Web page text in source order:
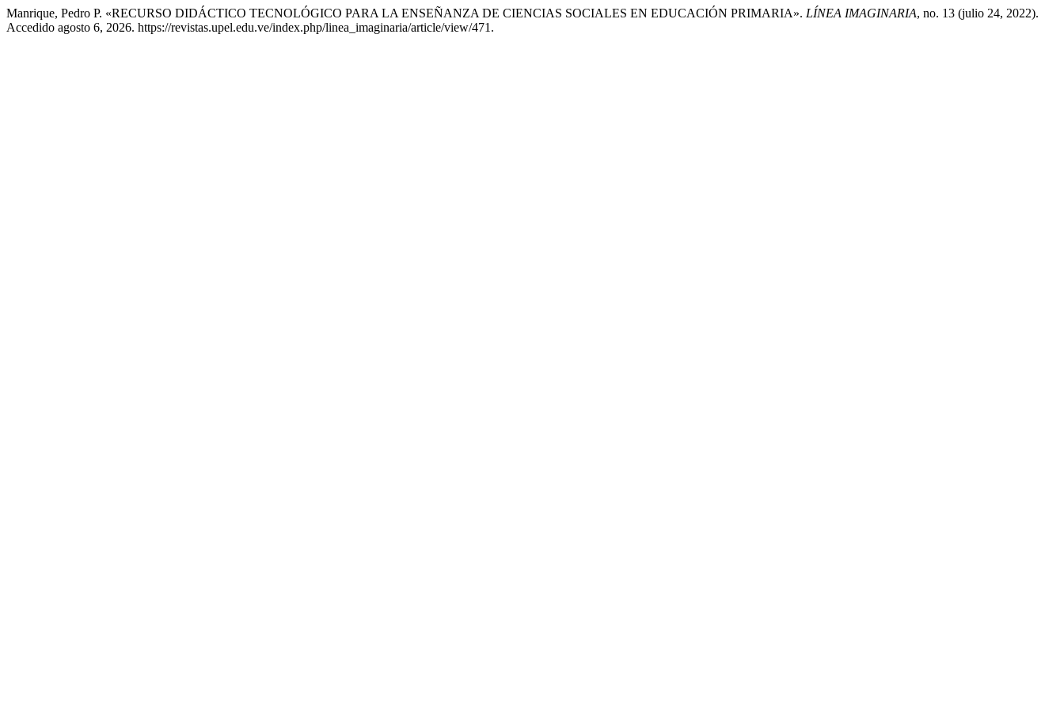
Manrique, Pedro P. «RECURSO DIDÁCTICO TECNOLÓGICO PARA LA ENSEÑANZA DE CIENCIAS SOCIALES EN EDUCACIÓN PRIMARIA». LÍNEA IMAGINARIA, no. 13 (julio 24, 2022).
Accedido agosto 6, 2026. https://revistas.upel.edu.ve/index.php/linea_imaginaria/article/view/471.